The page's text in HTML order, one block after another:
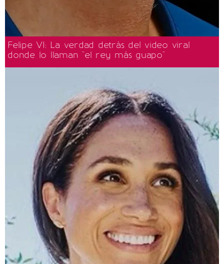
Felipe VI: La verdad detrás del video viral
donde lo llaman "el rey más guapo"